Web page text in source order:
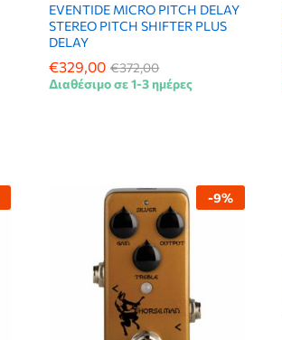
EVENTIDE MICRO PITCH DELAY
STEREO PITCH SHIFTER PLUS
DELAY
€329,00 €372,00
€329,00 €372,00
Διαθέσιμο σε 1-3 ημέρες
-9%